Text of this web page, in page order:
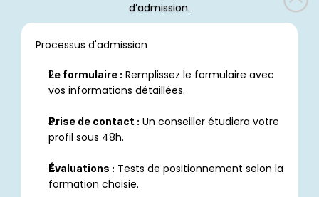
d’admission.
Processus d'admission
Le formulaire : Remplissez le formulaire avec
vos informations détaillées.
Prise de contact : Un conseiller étudiera votre
profil sous 48h.
Évaluations : Tests de positionnement selon la
formation choisie.